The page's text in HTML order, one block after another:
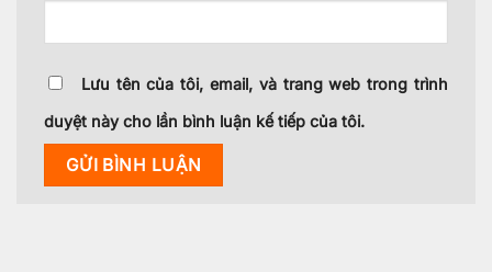
Lưu tên của tôi, email, và trang web trong trình
duyệt này cho lần bình luận kế tiếp của tôi.